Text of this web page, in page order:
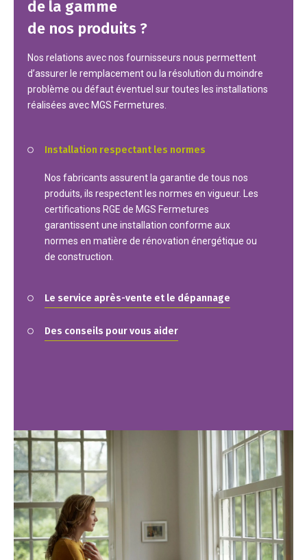
de la gamme
de nos produits ?
Nos relations avec nos fournisseurs nous permettent
d’assurer le remplacement ou la résolution du moindre
problème ou défaut éventuel sur toutes les installations
réalisées avec MGS Fermetures.
Installation respectant les normes
Nos fabricants assurent la garantie de tous nos
produits, ils respectent les normes en vigueur. Les
certifications RGE de MGS Fermetures
garantissent une installation conforme aux
normes en matière de rénovation énergétique ou
de construction.
Le service après-vente et le dépannage
Des conseils pour vous aider